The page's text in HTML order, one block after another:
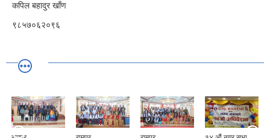
कपिल बहादुर खाँण
९८५७०६२०९६